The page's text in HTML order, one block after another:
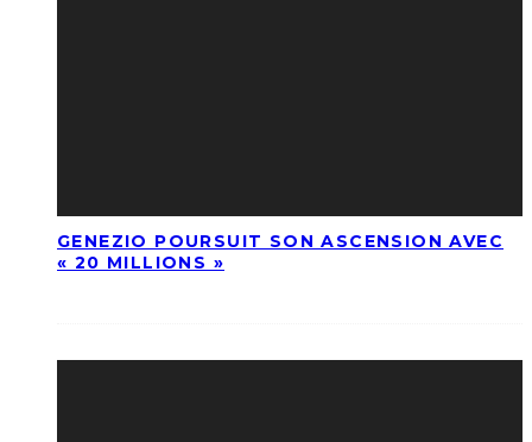
GENEZIO POURSUIT SON ASCENSION AVEC
« 20 MILLIONS »